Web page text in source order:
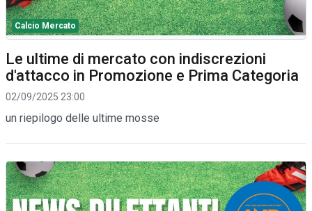
Calcio Mercato
Le ultime di mercato con indiscrezioni
d'attacco in Promozione e Prima Categoria
02/09/2025 23:00
un riepilogo delle ultime mosse